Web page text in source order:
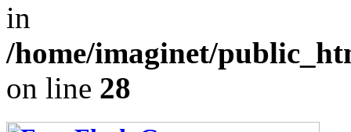
in
/home/imaginet/
on line 28